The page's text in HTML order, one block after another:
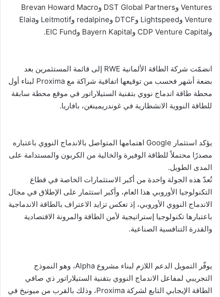
Ventures وDST Global Partners وBrevan Howard Macro
Venture وLightspeed وDTCF وredalpine وLeitmotif وElaia
وCDP Venture Capital وBayern Kapital وEIC Fund.
انضمّت شركة الطاقة الألمانية RWE إلى قائمة المستثمرين بعد
بضعة أشهر فحسب من توقيعها اتفاقية شراكة مع Proxima لبناء أول
محطة طاقة اندماج نووي بتقنية الستيلاراتور في موقع محطة سابقة
للطاقة النووية الانشطارية في غوندريمينغن، بافاريا.
يؤكد استثمار Google اهتمامها المتواصل بالاندماج النووي باعتباره
مصدرًا محتملاً للطاقة الوفيرة والخالية من الكربون والمستدامة على
المدى الطويل.
تُعدّ هذه الجولة واحدة من أكبر الاستثمارات الخاصة في قطاع
التكنولوجيا الأوروبي هذا العام، وأكبر استثمار على الإطلاق في مجال
الاندماج النووي الأوروبي، إذ تعكس تزايد الاعتراف بالطاقة الاندماجية
باعتبارها تكنولوجيا إستراتيجية لأمن الطاقة والمرونة الاقتصادية
والقدرة التنافسية الصناعية.
يوفّر التمويل الدعم اللازم لبناء مشروع Alpha، وهو النموذج
التجريبي لمفاعل الاندماج النووي بتقنية الستيلاراتور ذي صافي
الطاقة الإيجابي التابع لشركة Proxima، وذلك بالقرب من ميونيخ في